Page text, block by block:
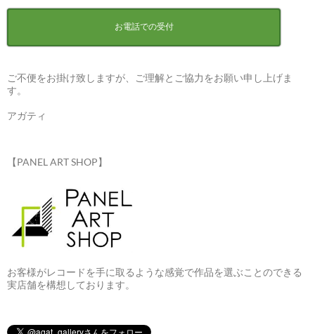
お電話での受付
ご不便をお掛け致しますが、ご理解とご協力をお願い申し上げま
す。
アガティ
【PANEL ART SHOP】
お客様がレコードを手に取るような感覚で作品を選ぶことのできる
実店舗を構想しております。